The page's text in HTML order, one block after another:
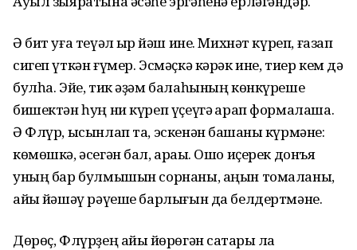
Ә бит уға теүәл ҡырҡ йәш ине. Михнәт күреп, ғазап
сигеп үткән ғүмер. Эсмәҫкә кәрәк ине, тиер кем дә
булһа. Эйе, тик әҙәм балаһының көнкүреше
бишектән һуң ни күреп үҫеүгә ҡарап формалаша.
Ә Флүр, ысынлап та, эскенән башҡаны күрмәне:
көмөшкә, әсегән бал, араҡы. Ошо иҫерек донъя
уның бар булмышын сорнаны, аңын томаланы,
айыҡ йәшәү рәүеше барлығын да белдертмәне.
Дөрөҫ, Флүрҙең айыҡ йөрөгән саҡ­тары ла